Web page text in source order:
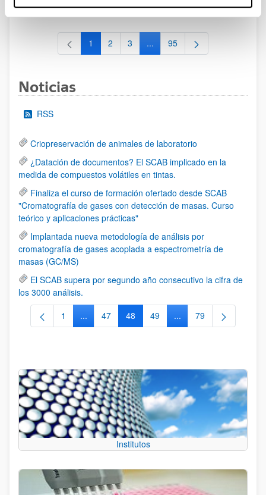
Página
1 Página
2 Página
3 ...Páginas intermedias Use TAB
Página
95
Noticias
RSS
Criopreservación de animales de laboratorio
¿Datación de documentos? El SCAB implicado en la
medida de compuestos volátiles en tintas.
Finaliza el curso de formación ofertado desde SCAB
"Cromatografía de gases con detección de masas. Curso
teórico y aplicaciones prácticas"
Implantada nueva metodología de análisis por
cromatografía de gases acoplada a espectrometría de
masas (GC/MS)
El SCAB supera por segundo año consecutivo la cifra de
los 3000 análisis.
Página
1 ...Páginas intermedias Use TAB para desplazarse.
Página
47 Página
48 Página
49 ...Páginas intermedias
Página
79
Institutos